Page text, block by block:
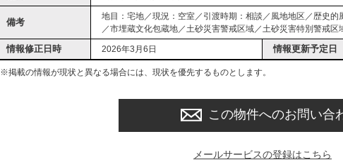
備考
地目：宅地／現況：空室／引渡時期：相談／風地地区／歴史
／市埋蔵文化包蔵地／土砂災害警戒区域／土砂災害特別警戒区
情報修正日時 2026年3月6日 情報更新予定日
※掲載の情報が現状と異なる場合には、現状を優先するものとします。
この物件へのお問い合
メールサービスの登録はこちら